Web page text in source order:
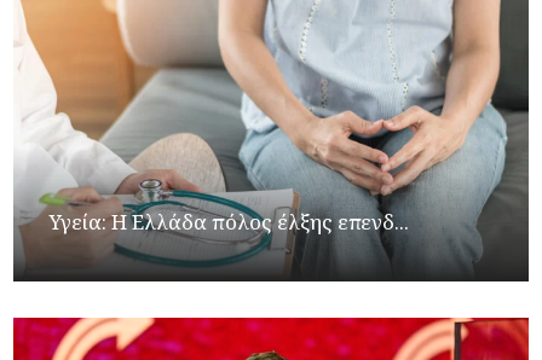
Υγεία: Η Ελλάδα πόλος έλξης επενδ...